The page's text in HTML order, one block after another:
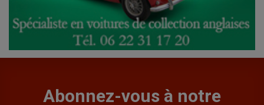
Abonnez-vous à notre